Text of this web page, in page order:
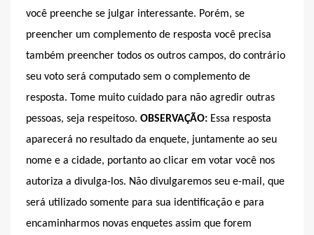
você preenche se julgar interessante. Porém, se
preencher um complemento de resposta você precisa
também preencher todos os outros campos, do contrário
seu voto será computado sem o complemento de
resposta. Tome muito cuidado para não agredir outras
pessoas, seja respeitoso. OBSERVAÇÃO: Essa resposta
aparecerá no resultado da enquete, juntamente ao seu
nome e a cidade, portanto ao clicar em votar você nos
autoriza a divulga-los. Não divulgaremos seu e-mail, que
será utilizado somente para sua identificação e para
encaminharmos novas enquetes assim que forem